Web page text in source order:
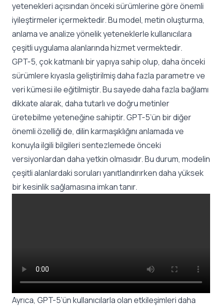
yetenekleri açısından önceki sürümlerine göre önemli
iyileştirmeler içermektedir. Bu model, metin oluşturma,
anlama ve analize yönelik yeteneklerle kullanıcılara
çeşitli uygulama alanlarında hizmet vermektedir.
GPT-5, çok katmanlı bir yapıya sahip olup, daha önceki
sürümlere kıyasla geliştirilmiş daha fazla parametre ve
veri kümesi ile eğitilmiştir. Bu sayede daha fazla bağlamı
dikkate alarak, daha tutarlı ve doğru metinler
üretebilme yeteneğine sahiptir. GPT-5’ün bir diğer
önemli özelliği de, dilin karmaşıklığını anlamada ve
konuyla ilgili bilgileri sentezlemede önceki
versiyonlardan daha yetkin olmasıdır. Bu durum, modelin
çeşitli alanlardaki soruları yanıtlandırırken daha yüksek
bir kesinlik sağlamasına imkan tanır.
Ayrıca, GPT-5’ün kullanıcılarla olan etkileşimleri daha